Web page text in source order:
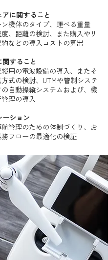
アに関すること
ン機体のタイプ、運べる重量
、距離の検討、また購入やリ
などの導入コストの算出
関すること
縦用の電波設備の導入、またそ
方式の検討、UTMや管制システ
自動操縦システムおよび、機
理の導入
ーション
管理のための体制づくり、お
務フローの最適化の検証